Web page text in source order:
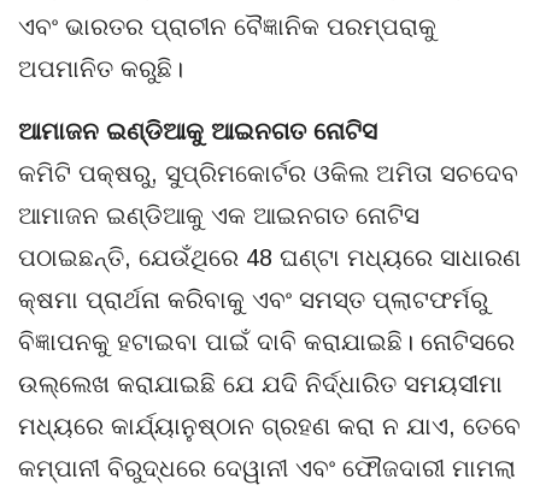
ଏବଂ ଭାରତର ପ୍ରାଚୀନ ବୈଜ୍ଞାନିକ ପରମ୍ପରାକୁ
ଅପମାନିତ କରୁଛି।
ଆମାଜନ ଇଣ୍ଡିଆକୁ ଆଇନଗତ ନୋଟିସ
କମିଟି ପକ୍ଷରୁ, ସୁପ୍ରିମକୋର୍ଟର ଓକିଲ ଅମିତା ସଚଦେବ
ଆମାଜନ ଇଣ୍ଡିଆକୁ ଏକ ଆଇନଗତ ନୋଟିସ
ପଠାଇଛନ୍ତି, ଯେଉଁଥିରେ 48 ଘଣ୍ଟା ମଧ୍ୟରେ ସାଧାରଣ
କ୍ଷମା ପ୍ରାର୍ଥନା କରିବାକୁ ଏବଂ ସମସ୍ତ ପ୍ଲାଟଫର୍ମରୁ
ବିଜ୍ଞାପନକୁ ହଟାଇବା ପାଇଁ ଦାବି କରାଯାଇଛି। ନୋଟିସରେ
ଉଲ୍ଲେଖ କରାଯାଇଛି ଯେ ଯଦି ନିର୍ଦ୍ଧାରିତ ସମୟସୀମା
ମଧ୍ୟରେ କାର୍ଯ୍ୟାନୁଷ୍ଠାନ ଗ୍ରହଣ କରା ନ ଯାଏ, ତେବେ
କମ୍ପାନୀ ବିରୁଦ୍ଧରେ ଦେୱାନୀ ଏବଂ ଫୌଜଦାରୀ ମାମଲା